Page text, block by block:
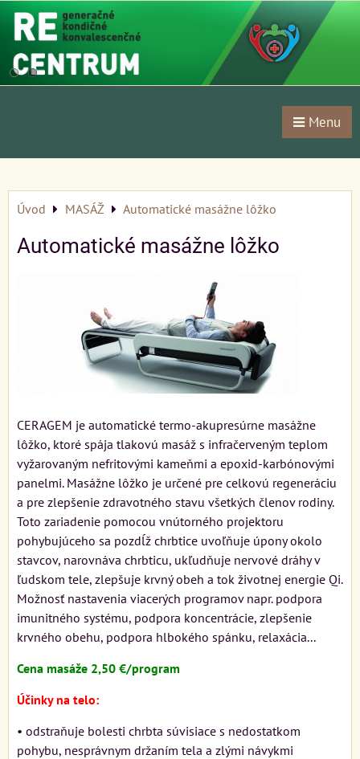
Menu
Úvod MASÁŽ Automatické masážne lôžko
Automatické masážne lôžko
CERAGEM je automatické termo-akupresúrne masážne
lôžko, ktoré spája tlakovú masáž s infračerveným teplom
vyžarovaným nefritovými kameňmi a epoxid-karbónovými
panelmi. Masážne lôžko je určené pre celkovú regeneráciu
a pre zlepšenie zdravotného stavu všetkých členov rodiny.
Toto zariadenie pomocou vnútorného projektoru
pohybujúceho sa pozdĺž chrbtice uvoľňuje úpony okolo
stavcov, narovnáva chrbticu, ukľudňuje nervové dráhy v
ľudskom tele, zlepšuje krvný obeh a tok životnej energie Qi.
Možnosť nastavenia viacerých programov napr. podpora
imunitného systému, podpora koncentrácie, zlepšenie
krvného obehu, podpora hlbokého spánku, relaxácia...
Cena masáže 2,50 €/program
Účinky na telo:
• odstraňuje bolesti chrbta súvisiace s nedostatkom
pohybu, nesprávnym držaním tela a zlými návykmi